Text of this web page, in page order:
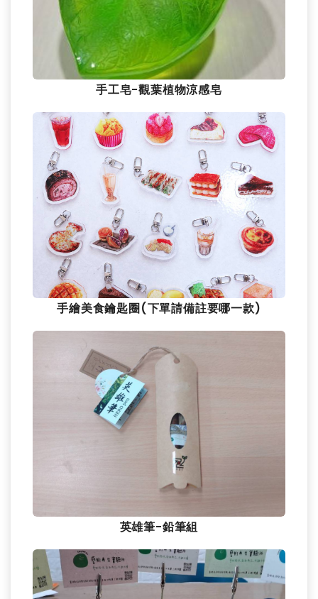
手工皂-觀葉植物涼感皂
手繪美食鑰匙圈(下單請備註要哪一款)
英雄筆-鉛筆組